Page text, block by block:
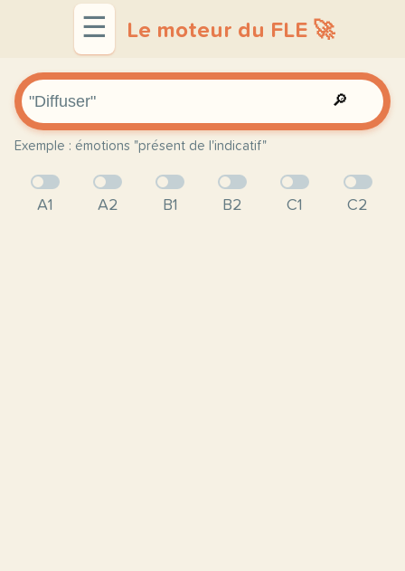
☰ Le moteur du FLE 🚀
🔎
Exemple : émotions "présent de l'indicatif"
A1 A2 B1 B2 C1 C2